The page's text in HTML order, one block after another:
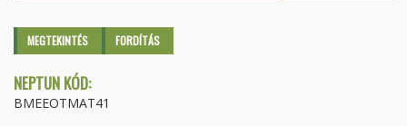
Elsődleges fülek
MEGTEKINTÉS (AKTÍVFORDÍTÁS
NEPTUN KÓD:
BMEEOTMAT41